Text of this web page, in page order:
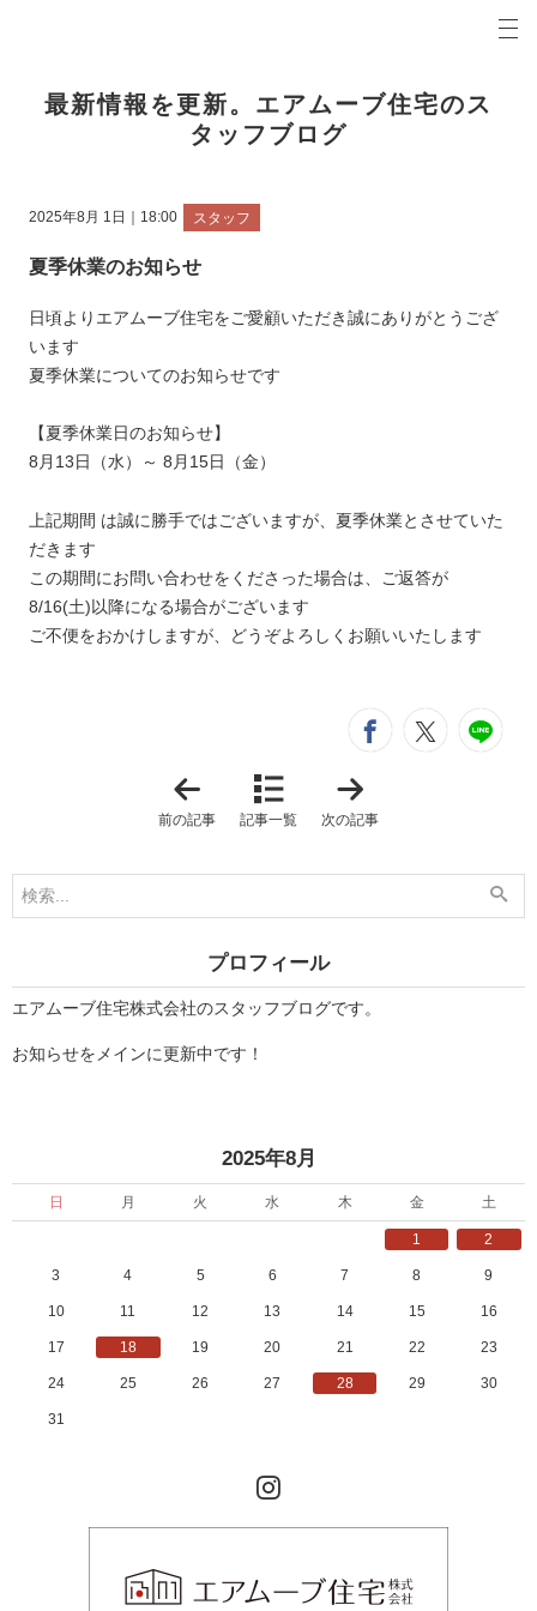
2025年8月 1日｜18:00 スタッフ
夏季休業のお知らせ
最新情報を更新。エアムーブ住宅のス
タッフブログ
日頃よりエアムーブ住宅をご愛顧いただき誠にありがとうござ
います
夏季休業についてのお知らせです
【夏季休業日のお知らせ】
8月13日（水）～ 8月15日（金）
上記期間 は誠に勝手ではございますが、夏季休業とさせていた
だきます
この期間にお問い合わせをくださった場合は、ご返答が
8/16(土)以降になる場合がございます
ご不便をおかけしますが、どうぞよろしくお願いいたします
entry458シ
な
～
琉
球
の
風
」
前の記事 記事一覧
な
成
次の記事
プロフィール
エアムーブ住宅株式会社のスタッフブログです。
お知らせをメインに更新中です！
2025年8月
日 月 火 水 木 金 土
1 2
3 4 5 6 7 8 9
10 11 12 13 14 15 16
17 18 19 20 21 22 23
24 25 26 27 28 29 30
31